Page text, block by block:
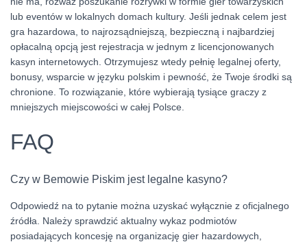
lub eventów w lokalnych domach kultury. Jeśli jednak celem jest
gra hazardowa, to najrozsądniejszą, bezpieczną i najbardziej
opłacalną opcją jest rejestracja w jednym z licencjonowanych
kasyn internetowych. Otrzymujesz wtedy pełnię legalnej oferty,
bonusy, wsparcie w języku polskim i pewność, że Twoje środki są
chronione. To rozwiązanie, które wybierają tysiące graczy z
mniejszych miejscowości w całej Polsce.
FAQ
Czy w Bemowie Piskim jest legalne kasyno?
Odpowiedź na to pytanie można uzyskać wyłącznie z oficjalnego
źródła. Należy sprawdzić aktualny wykaz podmiotów
posiadających koncesję na organizację gier hazardowych,